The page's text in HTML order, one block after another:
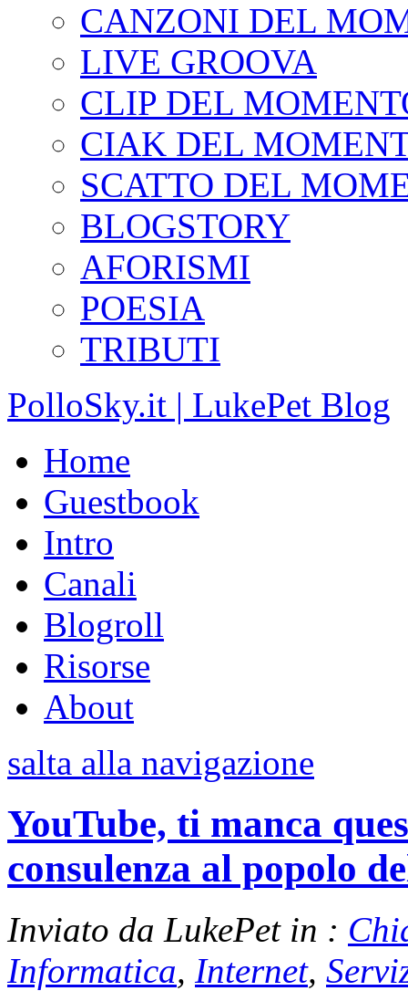
CANZONI DEL
LIVE GROOVA
CLIP DEL
CIAK DEL
SCATTO DEL
BLOGSTORY
AFORISMI
POESIA
TRIBUTI
PolloSky.it | LukePet Blog
Home
Guestbook
Intro
Canali
Blogroll
Risorse
About
salta alla navigazione
YouTube, ti manca
consulenza al popolo
Inviato da LukePet in :
Informatica, Internet,